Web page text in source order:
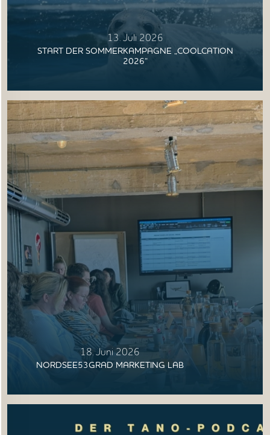
STARTSEITE
UNTERNEHMEN
VORGEHEN
ANGEBOTE
WISSEN
AKTUELLES
MEDIEN
JOBS
NORDSEETOURISMUSTAG
13. Juli 2026
START DER SOMMERKAMPAGNE „COOLCATION
2026“
18. Juni 2026
NORDSEE53GRAD MARKETING LAB